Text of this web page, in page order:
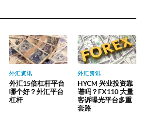
外汇资讯
外汇15倍杠杆平台
哪个好？外汇平台
杠杆
外汇资讯
HYCM 兴业投资靠
谱吗？FX110 大量
客诉曝光平台多重
套路